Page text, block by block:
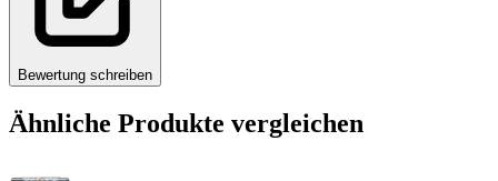
Bewertung schreiben
Ähnliche Produkte vergleichen